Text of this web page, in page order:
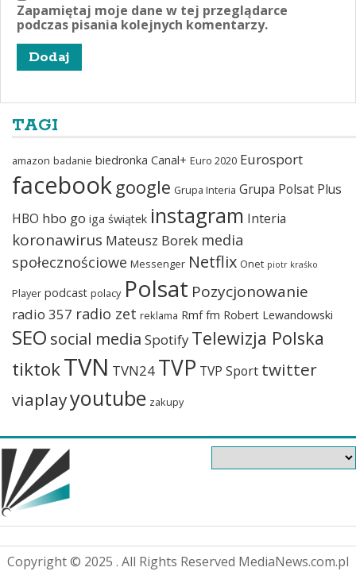
Zapamiętaj moje dane w tej przeglądarce
podczas pisania kolejnych komentarzy.
TAGI
amazon badanie biedronka Canal+ Euro 2020 Eurosport
facebook google Grupa Interia Grupa Polsat Plus
HBO hbo go iga świątek instagram Interia
koronawirus Mateusz Borek media
społecznościowe Messenger Netflix Onet piotr kraśko
Player podcast polacy Polsat Pozycjonowanie
radio 357 radio zet reklama Rmf fm Robert Lewandowski
SEO social media Spotify Telewizja Polska
tiktokTVN TVN24 TVP TVP Sport twitter
viaplayyoutube zakupy
Copyright © 2025 . All Rights Reserved MediaNews.com.pl